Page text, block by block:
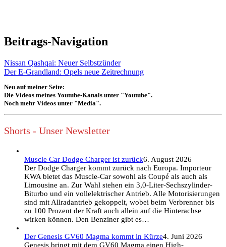
Beitrags-Navigation
Nissan Qashqai: Neuer Selbstzünder
Der E-Grandland: Opels neue Zeitrechnung
Neu auf meiner Seite:
Die Videos meines Youtube-Kanals unter "Youtube".
Noch mehr Videos unter "Media".
Shorts - Unser Newsletter
Muscle Car Dodge Charger ist zurück6. August 2026
Der Dodge Charger kommt zurück nach Europa. Importeur
KWA bietet das Muscle-Car sowohl als Coupé als auch als
Limousine an. Zur Wahl stehen ein 3,0-Liter-Sechszylinder-
Biturbo und ein vollelektrischer Antrieb. Alle Motorisierungen
sind mit Allradantrieb gekoppelt, wobei beim Verbrenner bis
zu 100 Prozent der Kraft auch allein auf die Hinterachse
wirken können. Den Benziner gibt es…
Der Genesis GV60 Magma kommt in Kürze4. Juni 2026
Genesis bringt mit dem GV60 Magma einen High-